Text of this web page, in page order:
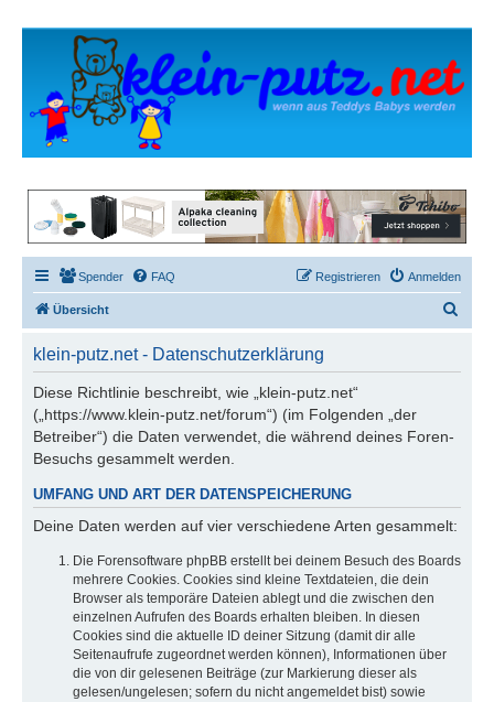
Spender FAQ Anmelden
Registrieren
Übersicht
klein-putz.net - Datenschutzerklärung
Diese Richtlinie beschreibt, wie „klein-putz.net“
(„https://www.klein-putz.net/forum“) (im Folgenden „der
Betreiber“) die Daten verwendet, die während deines Foren-
Besuchs gesammelt werden.
UMFANG UND ART DER DATENSPEICHERUNG
Deine Daten werden auf vier verschiedene Arten gesammelt:
Die Forensoftware phpBB erstellt bei deinem Besuch des Boards
mehrere Cookies. Cookies sind kleine Textdateien, die dein
Browser als temporäre Dateien ablegt und die zwischen den
einzelnen Aufrufen des Boards erhalten bleiben. In diesen
Cookies sind die aktuelle ID deiner Sitzung (damit dir alle
Seitenaufrufe zugeordnet werden können), Informationen über
die von dir gelesenen Beiträge (zur Markierung dieser als
gelesen/ungelesen; sofern du nicht angemeldet bist) sowie